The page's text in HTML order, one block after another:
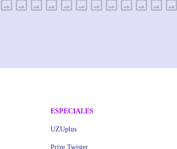
ESPECIALES
UZUplus
Prize Twister